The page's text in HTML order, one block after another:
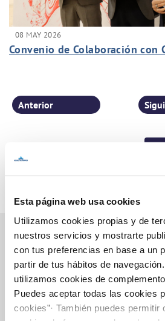
Esta página web usa cookies
Utilizamos cookies propias y de
nuestros servicios y mostrarte
con tus preferencias en base a un
partir de tus hábitos de
utilizamos cookies de
Puedes aceptar todas las cookies
cookies”· También puedes permitir
08 MAY 2026
Convenio de Colaboración con
Anterior
Inicio